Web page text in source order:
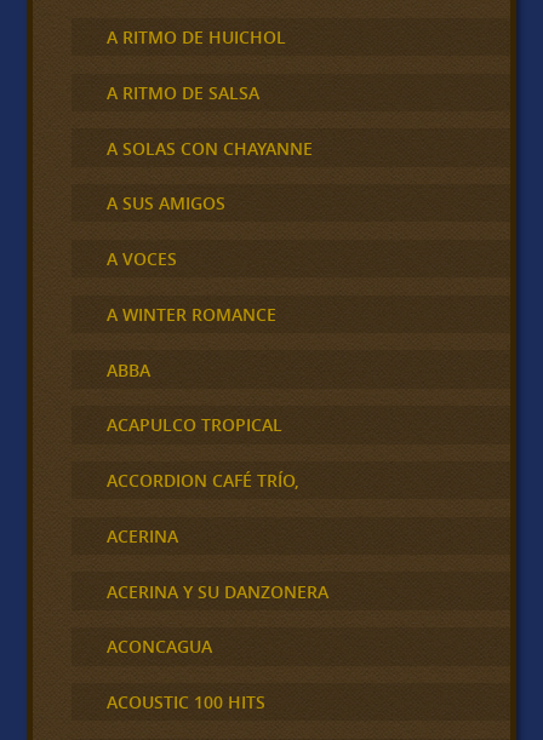
A RITMO DE HUICHOL
A RITMO DE SALSA
A SOLAS CON CHAYANNE
A SUS AMIGOS
A VOCES
A WINTER ROMANCE
ABBA
ACAPULCO TROPICAL
ACCORDION CAFÉ TRÍO,
ACERINA
ACERINA Y SU DANZONERA
ACONCAGUA
ACOUSTIC 100 HITS